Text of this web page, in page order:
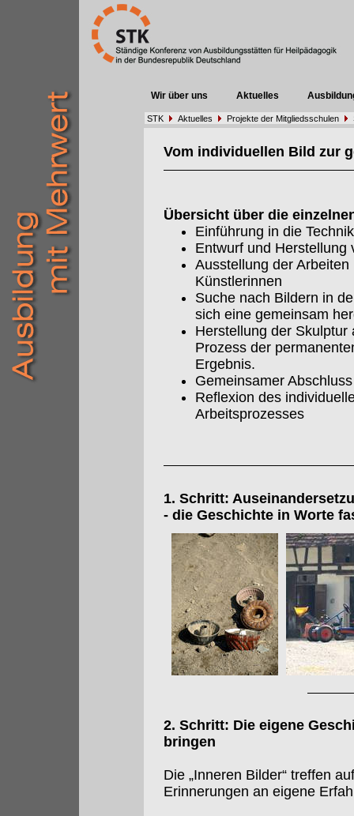
Wir über uns Aktuelles
STK Aktuelles Projekte der Mitgliedsschulen
Vom individuellen Bild zur
Übersicht über die
Einführung in die
Entwurf und Herstellung
Ausstellung der
Künstlerinnen
Suche nach Bildern in
sich eine gemeinsam
Herstellung der
Prozess der
Ergebnis.
Gemeinsamer
Reflexion des
Arbeitsprozesses
1. Schritt:
- die Geschichte in Worte
2. Schritt: Die eigene
bringen
Die „Inneren Bilder“ treffen
Erinnerungen an eigene